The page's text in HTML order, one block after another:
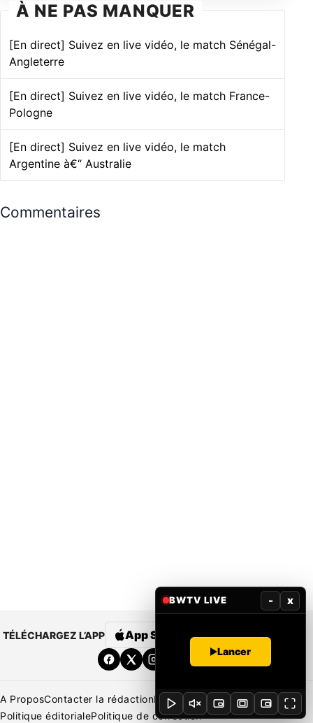
À NE PAS MANQUER
[En direct] Suivez en live vidéo, le match Sénégal-
Angleterre
[En direct] Suivez en live vidéo, le match France-
Pologne
[En direct] Suivez en live vidéo, le match
Argentine à€“ Australie
Commentaires
TÉLÉCHARGEZ L’APP App Store Google Play
A ProposContacter la rédactionRédaction
Mentions légales
Politique éditorialePolitique de correction
BWTV LIVE - x
Lancer